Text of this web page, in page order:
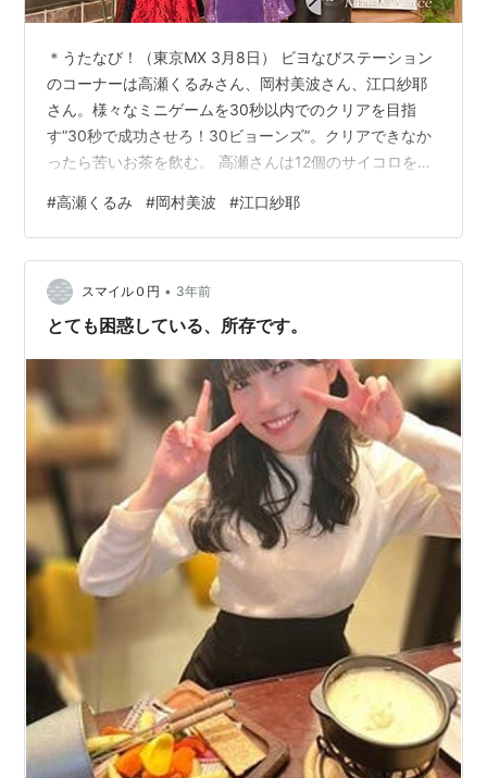
＊うたなび！（東京MX 3月8日） ビヨなびステーション
のコーナーは高瀬くるみさん、岡村美波さん、江口紗耶
さん。様々なミニゲームを30秒以内でのクリアを目指
す”30秒で成功させろ！30ビョーンズ”。クリアできなか
ったら苦いお茶を飲む。 高瀬さんは12個のサイコロを積
クリア。高瀬「でもこれ思ったより自分の手が震え
る」。 江口さんはペットボトルを1回転させながら投げて
きちんと上向きに立ったらクリア。 江口 「結構日常の中
でもペットボトル回すことあるから（笑）」 高瀬 「見た
ことある！見たことある！」 岡村 「確かに（笑）」 江
#高瀬くるみ #岡村美波 #江口紗耶
スマイル０円 • 3年前
とても困惑している、所存です。